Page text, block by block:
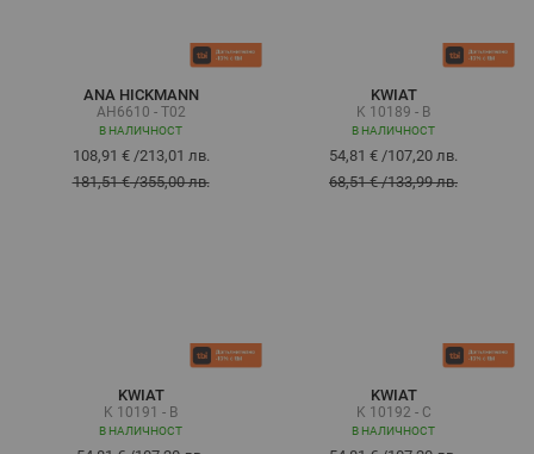
ANA HICKMANN
AH6610 - T02
В НАЛИЧНОСТ
108,91 €/213,01 лв.
181,51 €/355,00 лв.
KWIAT
K 10189 - B
В НАЛИЧНОСТ
54,81 € /107,20 лв.
68,51 €/133,99 лв.
KWIAT
K 10191 - B
В НАЛИЧНОСТ
KWIAT
K 10192 - C
В НАЛИЧНОСТ